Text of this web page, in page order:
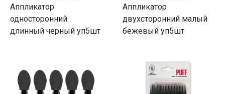
Аппликатор
односторонний
длинный черный уп5шт
Аппликатор
двухсторонний малый
бежевый уп5шт